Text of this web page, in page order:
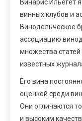
Винарис Ильегет
винных клубов и
Винодельческое
ассоциацию
множества
известных
Его вина
оценкой среди
Они отличаются
и высоким